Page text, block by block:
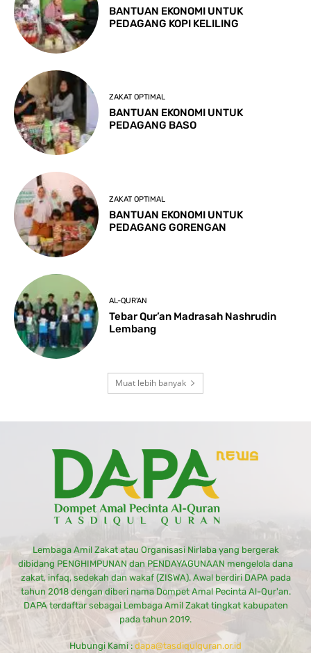
BANTUAN EKONOMI UNTUK
PEDAGANG KOPI KELILING
ZAKAT OPTIMAL
BANTUAN EKONOMI UNTUK
PEDAGANG BASO
ZAKAT OPTIMAL
BANTUAN EKONOMI UNTUK
PEDAGANG GORENGAN
AL-QUR'AN
Tebar Qur’an Madrasah Nashrudin
Lembang
Muat lebih banyak
Lembaga Amil Zakat atau Organisasi Nirlaba yang bergerak
dibidang PENGHIMPUNAN dan PENDAYAGUNAAN mengelola dana
zakat, infaq, sedekah dan wakaf (ZISWA). Awal berdiri DAPA pada
tahun 2018 dengan diberi nama Dompet Amal Pecinta Al-Qur'an.
DAPA terdaftar sebagai Lembaga Amil Zakat tingkat kabupaten
pada tahun 2019.
Hubungi Kami : dapa@tasdiqulquran.or.id